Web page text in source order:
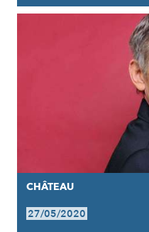
CHÂTEAU
27/05/2020